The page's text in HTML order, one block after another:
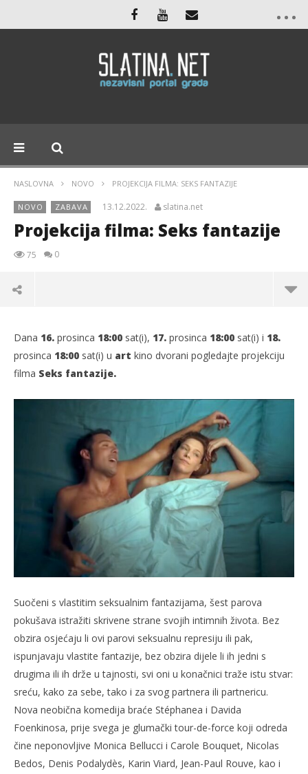
NASLOVNA NOVO PROJEKCIJA FILMA: SEKS FANTAZIJE
NOVO ZABAVA 13.12.2022. slatina.net
Projekcija filma: Seks fantazije
75 0
TRENUTNO OTVORENO
Projekcija filma: Seks fantazije
13.12.2022.
slatina.net
Dana 16. prosinca 18:00 sat(i), 17. prosinca 18:00 sat(i) i 18.
prosinca 18:00 sat(i) u art kino dvorani pogledajte projekciju
filma Seks fantazije.
Suočeni s vlastitim seksualnim fantazijama, šest parova
pokušava istražiti skrivene strane svojih intimnih života. Bez
obzira osjećaju li ovi parovi seksualnu represiju ili pak,
ispunjavaju vlastite fantazije, bez obzira dijele li ih jedni s
drugima ili ih drže u tajnosti, svi oni u konačnici traže istu stvar:
sreću, kako za sebe, tako i za svog partnera ili partnericu.
Nova neobična komedija braće Stéphanea i Davida
Foenkinosa, prije svega je glumački tour-de-force koji odreda
čine neponovljive Monica Bellucci i Carole Bouquet, Nicolas
Bedos, Denis Podalydès, Karin Viard, Jean-Paul Rouve, kao i